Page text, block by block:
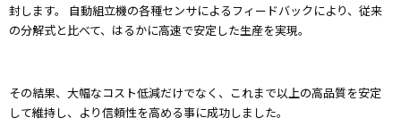
封します。 自動組立機の各種センサによるフィードバックにより、従来
の分解式と比べて、はるかに高速で安定した生産を実現。
その結果、大幅なコスト低減だけでなく、これまで以上の高品質を安定
して維持し、より信頼性を高める事に成功しました。